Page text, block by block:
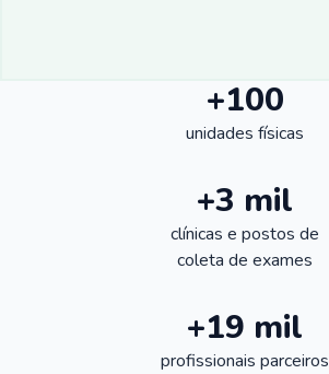
+100
unidades físicas
+3 mil
clínicas e postos de
coleta de exames
+19 mil
profissionais parceiros